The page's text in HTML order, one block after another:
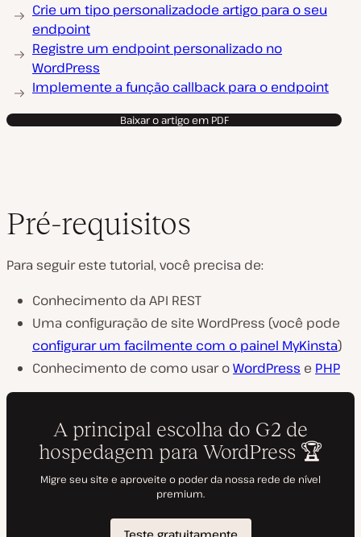
Crie um tipo personalizadode artigo para o seu
endpoint
Registre um endpoint personalizado no
WordPress
Implemente a função callback para o endpoint
Baixar o artigo em PDF
Pré-requisitos
Para seguir este tutorial, você precisa de:
Conhecimento da API REST
Uma configuração de site WordPress (você pode
configurar um facilmente com o painel MyKinsta)
Conhecimento de como usar oWordPress e PHP